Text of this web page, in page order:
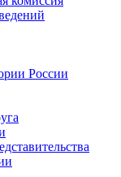
России